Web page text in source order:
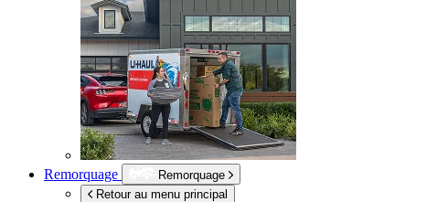
Remorquage
Remorquage
Retour au menu principal